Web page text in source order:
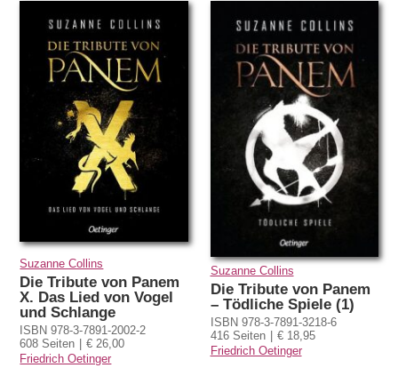
Suzanne Collins
Die Tribute von Panem
X. Das Lied von Vogel
und Schlange
ISBN 978-3-7891-2002-2
608 Seiten
€ 26,00
Friedrich Oetinger
Suzanne Collins
Die Tribute von Panem
– Tödliche Spiele (1)
ISBN 978-3-7891-3218-6
416 Seiten
€ 18,95
Friedrich Oetinger